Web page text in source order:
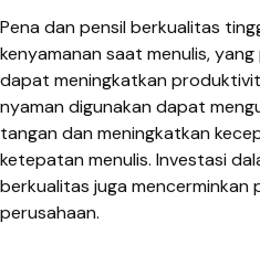
Pena dan pensil berkualitas
kenyamanan saat menulis,
dapat meningkatkan
nyaman digunakan dapat
tangan dan meningkatkan
ketepatan menulis. Investasi
berkualitas juga mencerminkan
perusahaan.